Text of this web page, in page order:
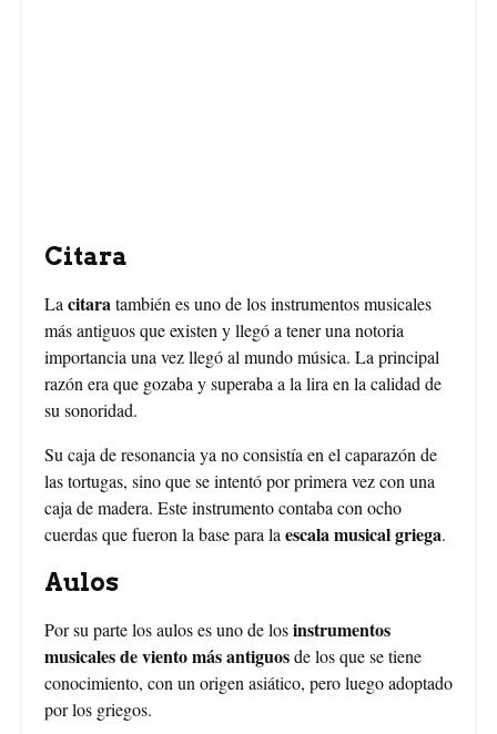
Citara
Lacitaratambién es uno de los instrumentos musicales
más antiguos que existen y llegó a tener una notoria
importancia una vez llegó al mundo música. La principal
razón era que gozaba y superaba a la lira en la calidad de
su sonoridad.
Su caja de resonancia ya no consistía en el caparazón de
las tortugas, sino que se intentó por primera vez con una
caja de madera. Este instrumento contaba con ocho
cuerdas que fueron la base para laescala musical griega.
Aulos
Por su parte los aulos es uno de losinstrumentos
musicales de viento más antiguosde los que se tiene
conocimiento, con un origen asiático, pero luego adoptado
por los griegos.